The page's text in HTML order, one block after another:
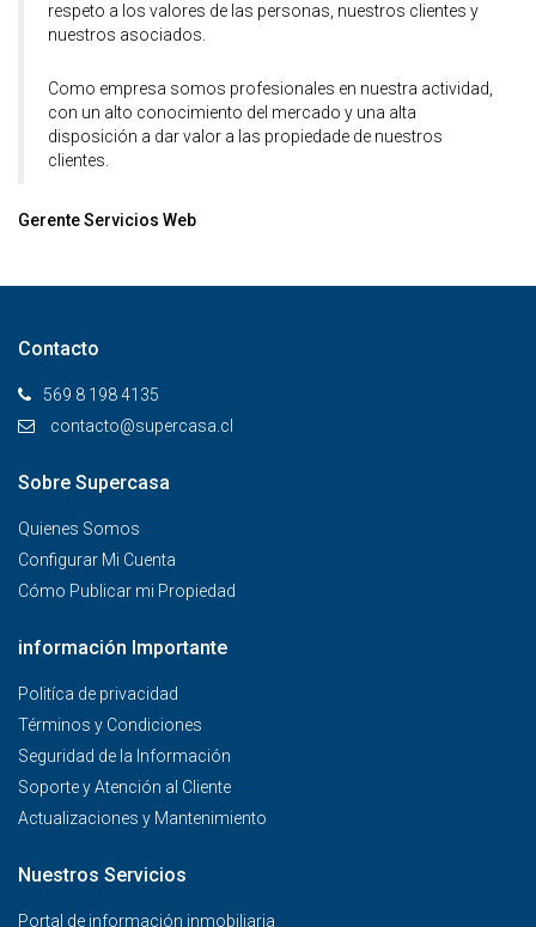
respeto a los valores de las personas, nuestros clientes y
nuestros asociados.
Como empresa somos profesionales en nuestra actividad,
con un alto conocimiento del mercado y una alta
disposición a dar valor a las propiedade de nuestros
clientes.
Gerente Servicios Web
Contacto
569 8 198 4135
contacto@supercasa.cl
Sobre Supercasa
Quienes Somos
Configurar Mi Cuenta
Cómo Publicar mi Propiedad
información Importante
Politíca de privacidad
Términos y Condiciones
Seguridad de la Información
Soporte y Atención al Cliente
Actualizaciones y Mantenimiento
Nuestros Servicios
Portal de información inmobiliaria